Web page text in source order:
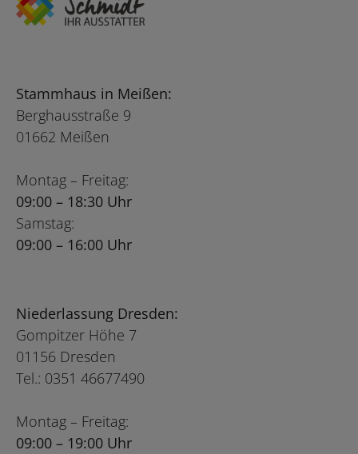
Stammhaus in Meißen:
Berghausstraße 9
01662 Meißen
Montag – Freitag:
09:00 – 18:30 Uhr
Samstag:
09:00 – 16:00 Uhr
Niederlassung Dresden:
Gompitzer Höhe 7
01156 Dresden
Tel.: 0351 46677490
Montag – Freitag:
09:00 – 19:00 Uhr